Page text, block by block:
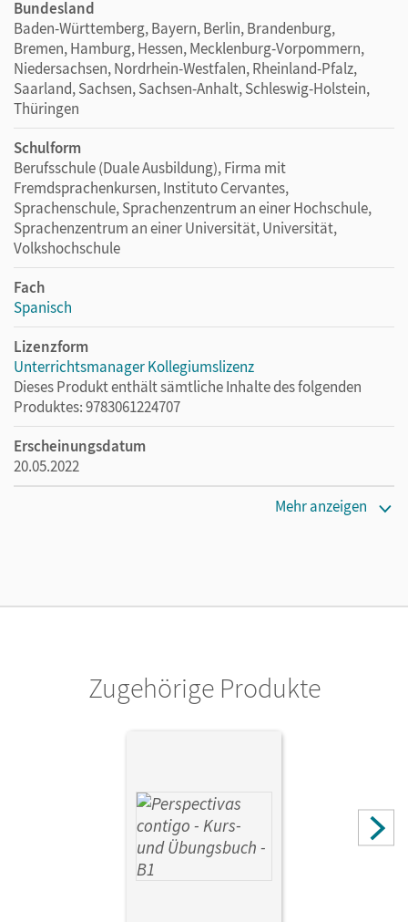
Bundesland
Baden-Württemberg, Bayern, Berlin, Brandenburg,
Bremen, Hamburg, Hessen, Mecklenburg-Vorpommern,
Niedersachsen, Nordrhein-Westfalen, Rheinland-Pfalz,
Saarland, Sachsen, Sachsen-Anhalt, Schleswig-Holstein,
Thüringen
Schulform
Berufsschule (Duale Ausbildung), Firma mit
Fremdsprachenkursen, Instituto Cervantes,
Sprachenschule, Sprachenzentrum an einer Hochschule,
Sprachenzentrum an einer Universität, Universität,
Volkshochschule
Fach
Spanisch
Lizenzform
Unterrichtsmanager Kollegiumslizenz
Dieses Produkt enthält sämtliche Inhalte des folgenden
Produktes: 9783061224707
Erscheinungsdatum
20.05.2022
Cornelsen Verlag
Mehr anzeigen
Zugehörige Produkte